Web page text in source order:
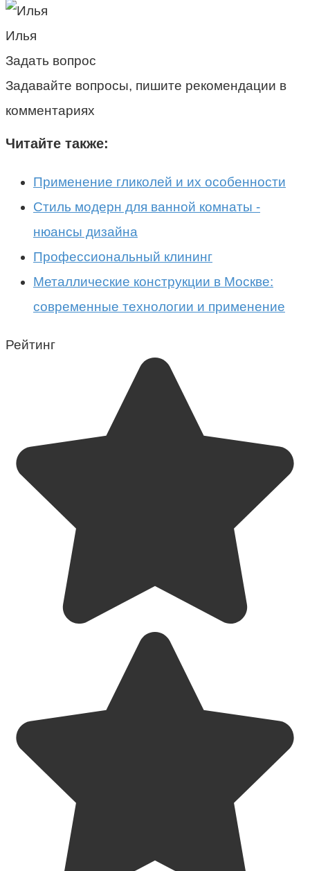
Илья
Задать вопрос
Задавайте вопросы, пишите рекомендации в
комментариях
Читайте также:
Применение гликолей и их особенности
Стиль модерн для ванной комнаты -
нюансы дизайна
Профессиональный клининг
Металлические конструкции в Москве:
современные технологии и применение
Рейтинг